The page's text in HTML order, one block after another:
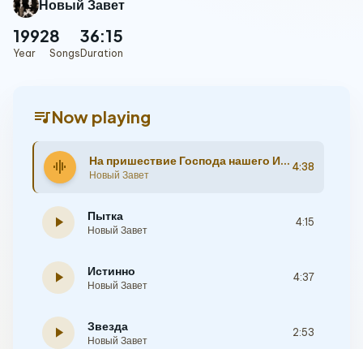
Новый Завет
1992
Year
8
Songs
36:15
Duration
queue_musicNow playing
graphic_eq На пришествие Господа нашего Иисуса Христа
Новый Завет
4:38
play_arrow Пытка
Новый Завет
4:15
play_arrow Истинно
Новый Завет
4:37
play_arrow Звезда
Новый Завет
2:53